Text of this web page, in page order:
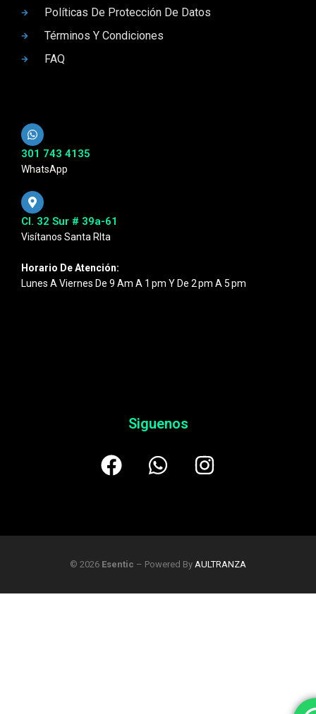
Políticas De Protección De Datos
Términos Y Condiciones
FAQ
301 743 4135
WhatsApp
Cl. 32 Sur # 39a-61
Visítanos Santa RIta
Horario De Atención:
Lunes A Viernes De 9 Am A 1 Pm Y De 2 Pm A 5 Pm
Siguenos
© 2026 Esentic – Powered By AULTRANZA